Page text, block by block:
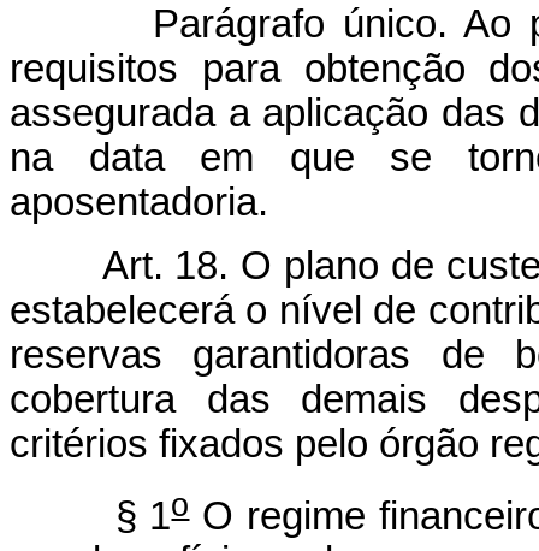
Parágrafo único. Ao
requisitos para obtenção
assegurada a aplicação das
na data em que se
aposentadoria.
Art. 18. O plano de
estabelecerá o nível de
reservas garantidoras de
cobertura das demais
critérios fixados pelo órgão
§ 1oO regime